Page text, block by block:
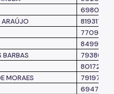
6980121
ARAÚJO
8193177
7709021
8499721
BARBAS
7938624
8017271
MORAES
7919735
6947735